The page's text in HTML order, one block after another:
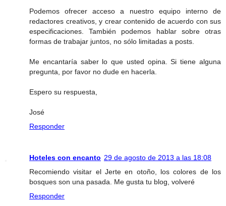
Podemos ofrecer acceso a nuestro equipo interno de
redactores creativos, y crear contenido de acuerdo con sus
especificaciones. También podemos hablar sobre otras
formas de trabajar juntos, no sólo limitadas a posts.
Me encantaría saber lo que usted opina. Si tiene alguna
pregunta, por favor no dude en hacerla.
Espero su respuesta,
José
Responder
Hoteles con encanto 29 de agosto de 2013 a las 18:08
Recomiendo visitar el Jerte en otoño, los colores de los
bosques son una pasada. Me gusta tu blog, volveré
Responder